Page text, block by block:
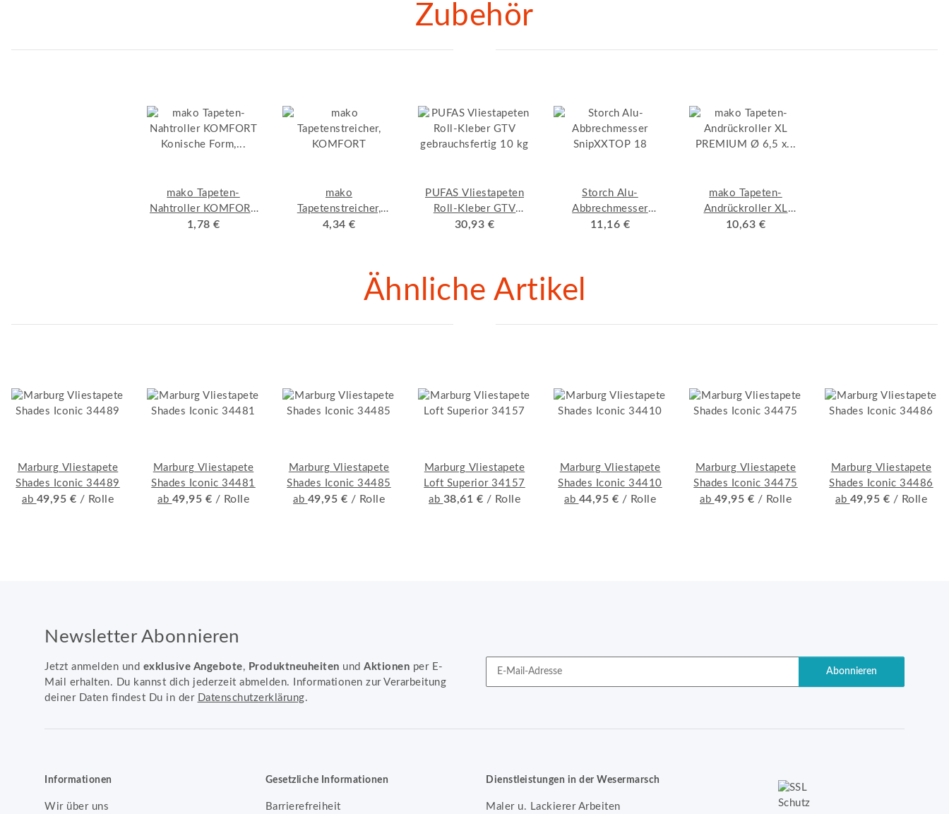
Zubehör
mako Tapeten-
Nahtroller KOMFORT
Konische Form,
1,78 €
mako
Tapetenstreicher,
KOMFORT
4,34 €
PUFAS Vliestapeten
Roll-Kleber GTV
gebrauchsfertig 10 kg
30,93 €
Storch Alu-
Abbrechmesser
SnipXXTOP 18
11,16 €
mako Tapeten-
Andrückroller XL
PREMIUM Ø 6,5 x
10,63 €
Ähnliche Artikel
Marburg Vliestapete
Shades Iconic 34489
ab 49,95 € / Rolle
Marburg Vliestapete
Shades Iconic 34481
ab 49,95 € / Rolle
Marburg Vliestapete
Shades Iconic 34485
ab 49,95 € / Rolle
Marburg Vliestapete
Loft Superior 34157
ab 38,61 € / Rolle
Marburg Vliestapete
Shades Iconic 34410
ab 44,95 € / Rolle
Marburg Vliestapete
Shades Iconic 34475
ab 49,95 € / Rolle
Marburg Vliestapete
Shades Iconic 34486
ab 49,95 € / Rolle
Newsletter Abonnieren
Jetzt anmelden und exklusive Angebote, Produktneuheiten und Aktionen per E-
Mail erhalten. Du kannst dich jederzeit abmelden. Informationen zur Verarbeitung
deiner Daten findest Du in der Datenschutzerklärung.
Abonnieren
Informationen
Wir über uns
Gesetzliche Informationen
Barrierefreiheit
Dienstleistungen in der Wesermarsch
Maler u. Lackierer Arbeiten